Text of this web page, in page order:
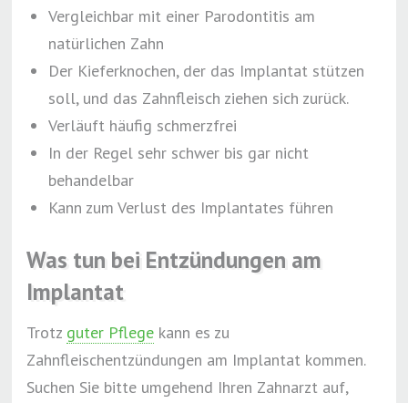
Vergleichbar mit einer Parodontitis am
natürlichen Zahn
Der Kieferknochen, der das Implantat stützen
soll, und das Zahnfleisch ziehen sich zurück.
Verläuft häufig schmerzfrei
In der Regel sehr schwer bis gar nicht
behandelbar
Kann zum Verlust des Implantates führen
Was tun bei Entzündungen am
Implantat
Trotz guter Pflege kann es zu
Zahnfleischentzündungen am Implantat kommen.
Suchen Sie bitte umgehend Ihren Zahnarzt auf,